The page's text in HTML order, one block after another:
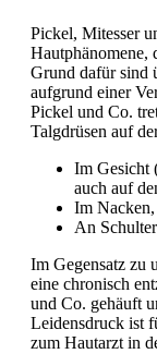
Pickel, Mitesser
Hautphänomene,
Grund dafür sind
aufgrund einer
Pickel und Co.
Talgdrüsen auf
Im Gesicht
auch auf
Im
An
Im Gegensatz zu
eine chronisch
und Co. gehäuft
Leidensdruck ist
zum Hautarzt in